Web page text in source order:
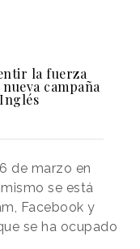
la fuerza
campaña
de marzo en
se está
Facebook y
se ha ocupado